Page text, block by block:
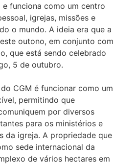
funciona como um centro
igrejas, missões e
o mundo. A ideia era que a
outono, em conjunto com
que está sendo celebrado
5 de outubro.
CGM é funcionar como um
permitindo que
por diversos
para os ministérios e
da igreja. A propriedade que
sede internacional da
de vários hectares em